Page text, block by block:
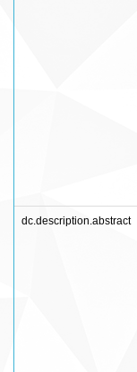
dc.description.abstract